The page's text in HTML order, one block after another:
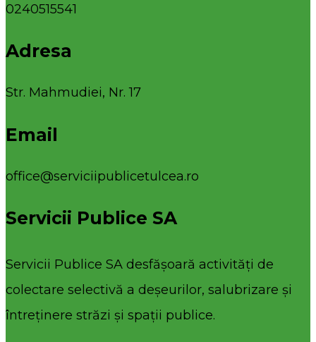
0240515541
Adresa
Str. Mahmudiei, Nr. 17
Email
office@serviciipublicetulcea.ro
Servicii Publice SA
Servicii Publice SA desfășoară activități de
colectare selectivă a deșeurilor, salubrizare și
întreținere străzi și spații publice.